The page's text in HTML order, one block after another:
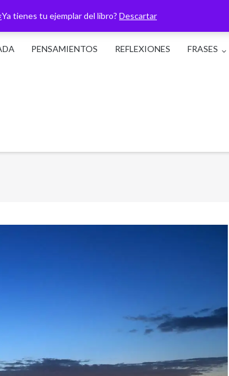
tienes tu ejemplar del libro? Descartar
PENSAMIENTOS REFLEXIONES FRASES